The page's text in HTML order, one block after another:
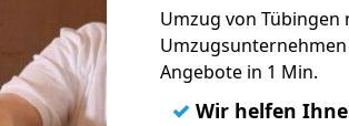
Umzug von Tübingen
Angebote in 1 Min.
✓ Wir helfen